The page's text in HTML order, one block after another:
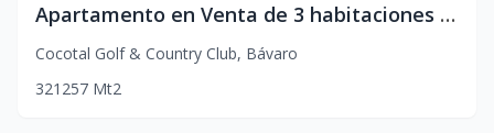
Apartamento en Venta de 3 habitaciones en Cocotal Golf & Country Club, Punta Cana | Primer Nivel con Patio Privado
Cocotal Golf & Country Club, Bávaro
321 257 Mt2